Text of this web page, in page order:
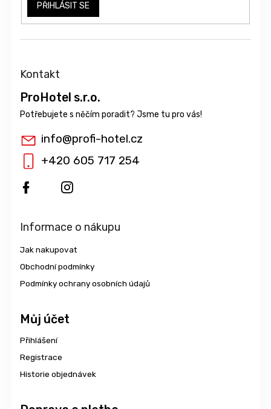
PŘIHLÁSIT SE
Kontakt
ProHotel s.r.o.
info@profi-hotel.cz
+420 605 717 254
Informace o nákupu
Jak nakupovat
Obchodní podmínky
Podmínky ochrany osobních údajů
Můj účet
Přihlášení
Registrace
Historie objednávek